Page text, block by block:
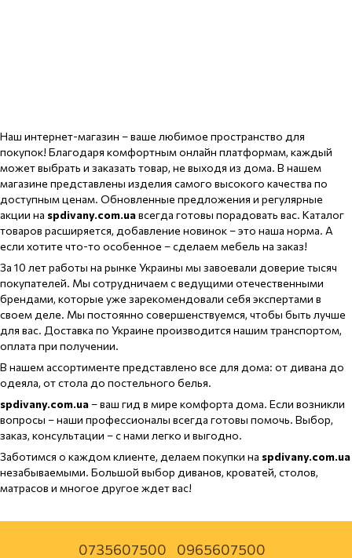
Наш интернет-магазин – ваше любимое пространство для
покупок! Благодаря комфортным онлайн платформам, каждый
может выбрать и заказать товар, не выходя из дома. В нашем
магазине представлены изделия самого высокого качества по
доступным ценам. Обновленные предложения и регулярные
акции на spdivany.com.uaвсегда готовы порадовать вас. Каталог
товаров расширяется, добавление новинок – это наша норма. А
если хотите что-то особенное – сделаем мебель на заказ!
За 10 лет работы на рынке Украины мы завоевали доверие тысяч
покупателей. Мы сотрудничаем с ведущими отечественными
брендами, которые уже зарекомендовали себя экспертами в
своем деле. Мы постоянно совершенствуемся, чтобы быть лучше
для вас. Доставка по Украине производится нашим транспортом,
оплата при получении.
В нашем ассортименте представлено все для дома: от дивана до
одеяла, от стола до постельного белья.
spdivany.com.ua– ваш гид в мире комфорта дома. Если возникли
вопросы – наши профессионалы всегда готовы помочь. Выбор,
заказ, консультации – с нами легко и выгодно.
Заботимся о каждом клиенте, делаем покупки на spdivany.com.ua
незабываемыми. Большой выбор диванов, кроватей, столов,
матрасов и многое другое ждет вас!
0735607500 0965607500